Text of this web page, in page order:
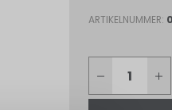
ARTIKELNUMMER